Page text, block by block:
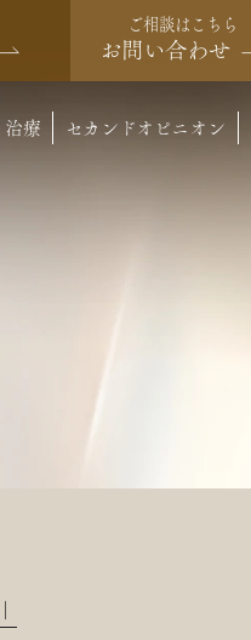
ご相談はこちら
お問い合わせ
治療 セカンドオピニオン